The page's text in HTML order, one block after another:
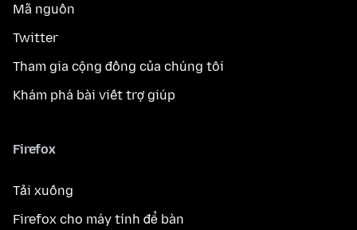
Mã nguồn
Twitter
Tham gia cộng đồng của chúng tôi
Khám phá bài viết trợ giúp
Firefox
Tải xuống
Firefox cho máy tính để bàn